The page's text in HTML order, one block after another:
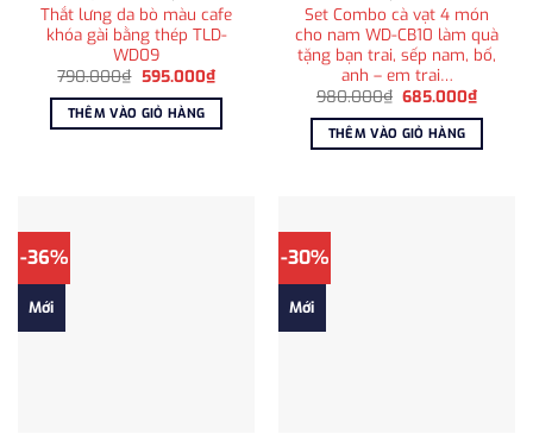
Thắt lưng da bò màu cafe
khóa gài bằng thép TLD-
WD09
790.000₫ Giá
là:
790.000₫.
595.000₫Giá
tại
THÊM VÀO GIỎ HÀNG
Set Combo cà vạt 4 món
cho nam WD-CB10 làm quà
tặng bạn trai, sếp nam, bố,
anh – em trai…
980.000₫ Giá
là:
980.000₫.
685.000₫Giá
tại
THÊM VÀO GIỎ HÀNG
-36%
Mới
-30%
Mới